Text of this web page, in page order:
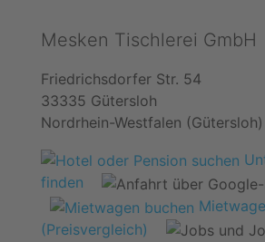
Mesken Tischlerei GmbH
Friedrichsdorfer Str. 54
33335 Gütersloh
Nordrhein-Westfalen (Gütersloh)
finden
(Preisvergleich)